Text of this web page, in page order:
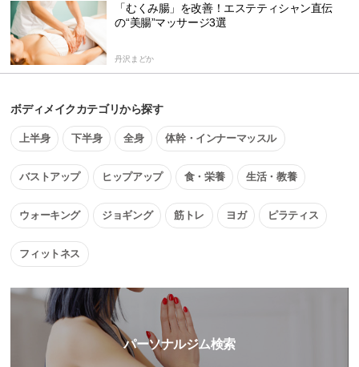
「むくみ腸」を改善！エステティシャン直伝
の“美腸”マッサージ3選
丹沢まどか
ボディメイクカテゴリから探す
上半身 下半身 全身 体幹・インナーマッスル
バストアップ ヒップアップ 食・栄養 生活・教養
ウォーキング ジョギング 筋トレ ヨガ ピラティス
フィットネス
パーソナルジム検索